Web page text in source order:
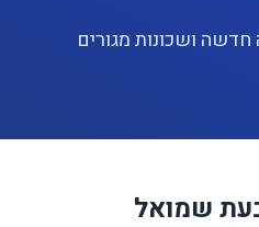
חדשה ושכונות מגורים
שמואל